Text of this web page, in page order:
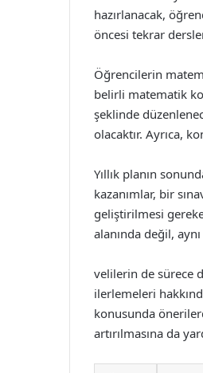
hazırlanacak,
öncesi tekrar
Öğrencilerin
belirli matematik
şeklinde
olacaktır. Ayrıca,
Yıllık planın
kazanımlar, bir
geliştirilmesi
alanında değil,
velilerin de sürece
ilerlemeleri
konusunda
artırılmasına da